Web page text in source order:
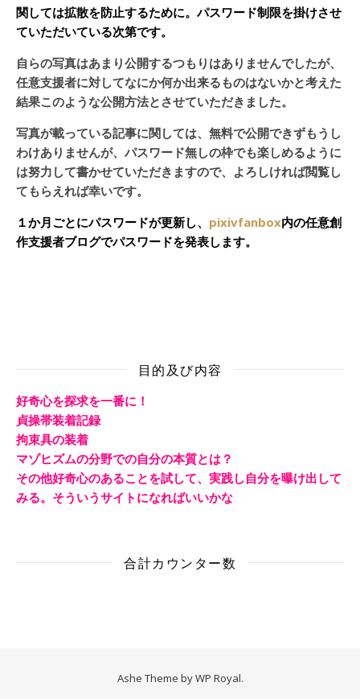
関しては拡散を防止するために。パスワード制限を掛けさせ
ていただいている次第です。
自らの写真はあまり公開するつもりはありませんでしたが、
任意支援者に対してなにか何か出来るものはないかと考えた
結果このような公開方法とさせていただきました。
写真が載っている記事に関しては、無料で公開できずもうし
わけありませんが、パスワード無しの枠でも楽しめるように
は努力して書かせていただきますので、よろしければ閲覧し
てもらえれば幸いです。
１か月ごとにパスワードが更新し、 pixivfanbox内の任意創
作支援者ブログでパスワードを発表します。
目的及び内容
好奇心を探求を一番に！
貞操帯装着記録
拘束具の装着
マゾヒズムの分野での自分の本質とは？
その他好奇心のあることを試して、実践し自分を曝け出して
みる。そういうサイトになればいいかな
合計カウンター数
Ashe Theme byWP Royal.